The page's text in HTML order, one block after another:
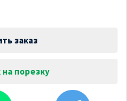
заказ
на порезку